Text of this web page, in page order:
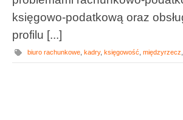
księgowo-podatkową oraz
profilu [...]
biuro rachunkowe kadry, księgowość międzyrzecz